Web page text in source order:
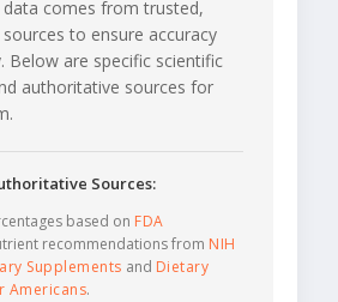
comes from trusted,
to ensure accuracy
Below are specific scientific
authoritative sources for
Sources:
based on FDA
recommendations from NIH
Supplements and Dietary
Americans.